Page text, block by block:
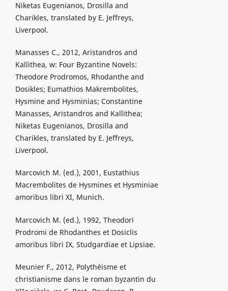
Niketas Eugenianos, Drosilla and
Charikles, translated by E. Jeffreys,
Liverpool.
Manasses C., 2012, Aristandros and
Kallithea, w: Four Byzantine Novels:
Theodore Prodromos, Rhodanthe and
Dosikles; Eumathios Makrembolites,
Hysmine and Hysminias; Constantine
Manasses, Aristandros and Kallithea;
Niketas Eugenianos, Drosilla and
Charikles, translated by E. Jeffreys,
Liverpool.
Marcovich M. (ed.), 2001, Eustathius
Macrembolites de Hysmines et Hysminiae
amoribus libri XI, Munich.
Marcovich M. (ed.), 1992, Theodori
Prodromi de Rhodanthes et Dosiclis
amoribus libri IX, Studgardiae et Lipsiae.
Meunier F., 2012, Polythéisme et
christianisme dans le roman byzantin du